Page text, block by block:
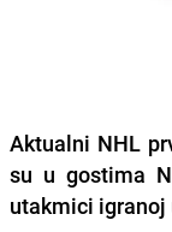
Aktualni NHL
su u gostima
utakmici igranoj